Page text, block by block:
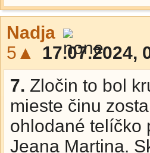
Nadja
5▲
17.07.2024,
7. Zločin to bol
mieste činu
ohlodané telíčko
Jeana Martina.